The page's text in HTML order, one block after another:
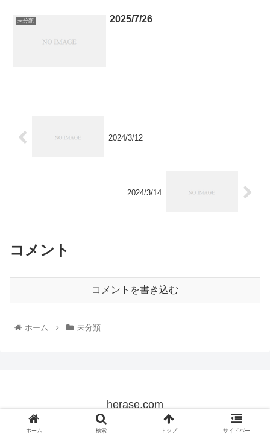
未分類 2025/7/26
2024/3/12
2024/3/14
コメント
コメントを書き込む
ホーム 未分類
herase.com
© 2022 herase.com.
ホーム 検索 トップ サイドバー